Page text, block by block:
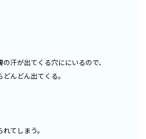
汗が出てくる穴ににいるので、
んどん出てくる。
てしまう。